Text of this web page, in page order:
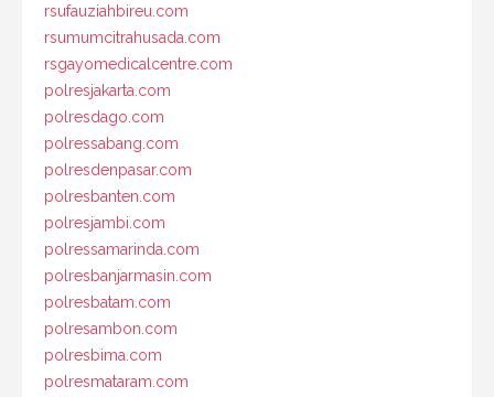
rsufauziahbireu.com
rsumumcitrahusada.com
rsgayomedicalcentre.com
polresjakarta.com
polresdago.com
polressabang.com
polresdenpasar.com
polresbanten.com
polresjambi.com
polressamarinda.com
polresbanjarmasin.com
polresbatam.com
polresambon.com
polresbima.com
polresmataram.com